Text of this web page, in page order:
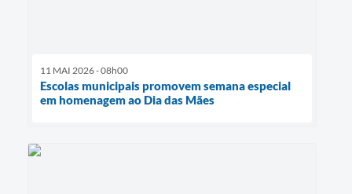
11 MAI 2026 - 08h00
Escolas municipais promovem semana especial
em homenagem ao Dia das Mães